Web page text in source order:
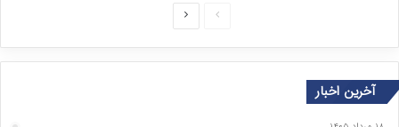
ح
ح
آخرین اخبار